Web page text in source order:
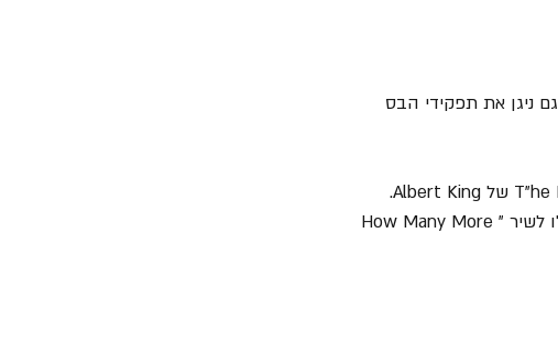
גם ניגן את תפקידי הבס
" מהשיר "T"he Hunter של Albert King.
כנראה שיש משהו בשיר "The Hunter", כי "Led Zeppelin" השאילה את המוזיקה שלו לשיר "How Many More